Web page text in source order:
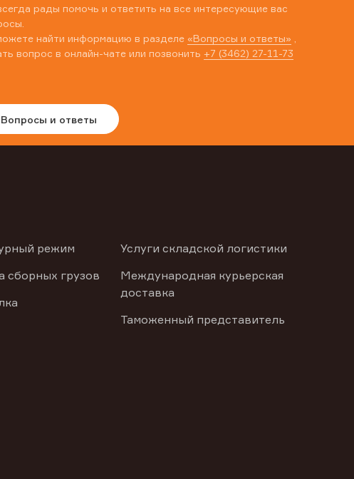
рады помочь и ответить на все интересующие вас
найти информацию в разделе «Вопросы и ответы»
вопрос в онлайн-чате или позвонить +7 (3462) 27-11-73
Вопросы и ответы
режим
сборных грузов
Услуги складской логистики
Международная курьерская
доставка
Таможенный представитель